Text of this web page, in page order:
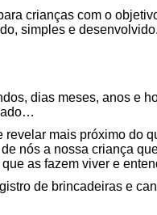
crianças com o
simples e
dias meses, anos e
revelar mais próximo do
nós a nossa criança
as fazem viver e
de brincadeiras e